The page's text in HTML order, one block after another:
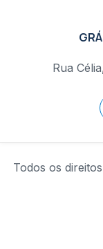
Rua
Todos os